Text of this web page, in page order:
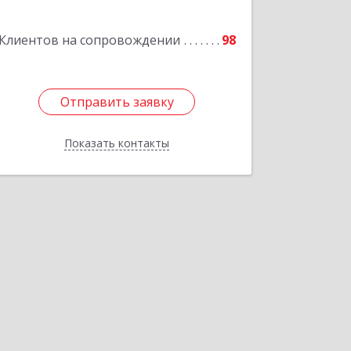
Клиентов на сопровождении 98
Отправить заявку
Показать контакты
Подробнее
Отправить заявку
Назад